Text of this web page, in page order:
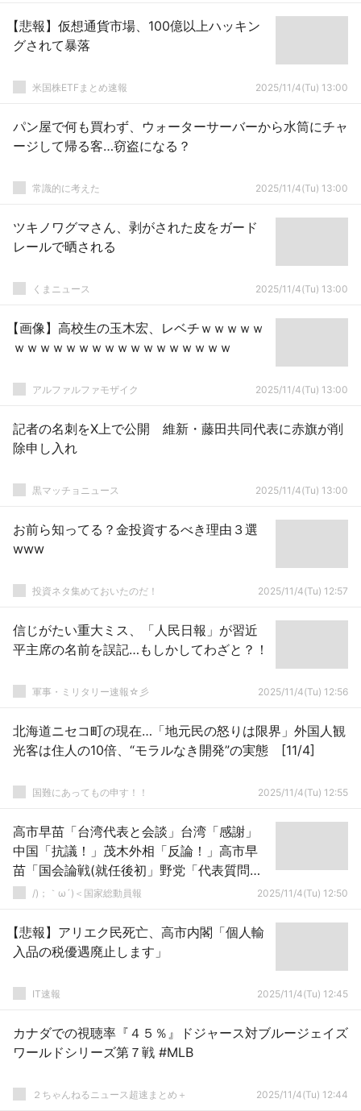
【悲報】仮想通貨市場、100億以上ハッキン
グされて暴落
米国株ETFまとめ速報 2025/11/4(Tu) 13:00
パン屋で何も買わず、ウォーターサーバーから水筒にチャ
ージして帰る客…窃盗になる？
常識的に考えた 2025/11/4(Tu) 13:00
ツキノワグマさん、剥がされた皮をガード
レールで晒される
くまニュース 2025/11/4(Tu) 13:00
【画像】高校生の玉木宏、レベチｗｗｗｗｗ
ｗｗｗｗｗｗｗｗｗｗｗｗｗｗｗｗｗ
アルファルファモザイク 2025/11/4(Tu) 13:00
記者の名刺をX上で公開 維新・藤田共同代表に赤旗が削
除申し入れ
黒マッチョニュース 2025/11/4(Tu) 13:00
お前ら知ってる？金投資するべき理由３選
www
投資ネタ集めておいたのだ！ 2025/11/4(Tu) 12:57
信じがたい重大ミス、「人民日報」が習近
平主席の名前を誤記…もしかしてわざと？！
軍事・ミリタリー速報☆彡 2025/11/4(Tu) 12:56
北海道ニセコ町の現在…「地元民の怒りは限界」外国人観
光客は住人の10倍、“モラルなき開発”の実態 [11/4]
国難にあってもの申す！！ 2025/11/4(Tu) 12:55
高市早苗「台湾代表と会談」台湾「感謝」
中国「抗議！」茂木外相「反論！」高市早
苗「国会論戦(就任後初」野党「代表質問！
(動画」高市早苗「外国人対策強化！」→
/)；｀ω´)＜国家総動員報 2025/11/4(Tu) 12:50
【悲報】アリエク民死亡、高市内閣「個人輸
入品の税優遇廃止します」
IT速報 2025/11/4(Tu) 12:45
カナダでの視聴率『４５％』ドジャース対ブルージェイズ
ワールドシリーズ第７戦 #MLB
２ちゃんねるニュース超速まとめ＋ 2025/11/4(Tu) 12:44